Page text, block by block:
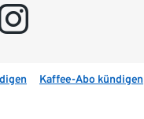
Kaffee-Abo kündigen